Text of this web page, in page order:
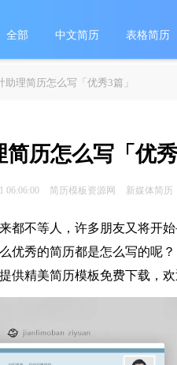
全部 中文简历 表格简历
助理简历怎么写「优秀3篇」
历怎么写「优秀
06:06:00 简历模板资源网 新媒体简历
都不等人，许多朋友又将开
优秀的简历都是怎么写的呢
供精美简历模板免费下载，欢